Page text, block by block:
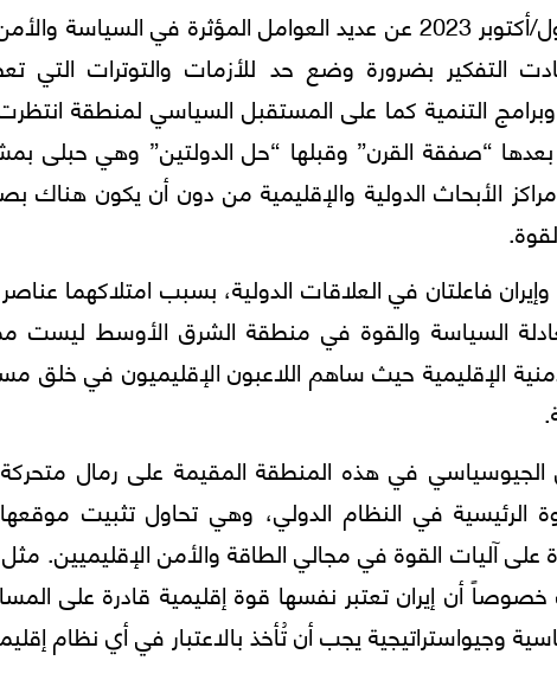
كشفت تطورات ما بعد السابع من تشرين الأول/أكتوبر 2023 عن عديد العوامل المؤثرة في
التفكير بضرورة وضع حد للأزمات والتوترات التي
التنمية كما علی المستقبل السياسي لمنطقة
“صفقة القرن” وقبلها “حل الدولتين” وهي حبلی
الأبحاث الدولية والإقليمية من دون أن يكون هناك
وإيران فاعلتان في العلاقات الدولية، بسبب امتلاكهما
السياسة والقوة في منطقة الشرق الأوسط ليست
الإقليمية حيث ساهم اللاعبون الإقليميون في خلق
الجيوسياسي في هذه المنطقة المقيمة علی رمال
الرئيسية في النظام الدولي، وهي تحاول تثبيت
آليات القوة في مجالي الطاقة والأمن الإقليميين.
خصوصاً أن إيران تعتبر نفسها قوة إقليمية قادرة على
وجيواستراتيجية يجب أن تُأخذ بالاعتبار في أي نظام